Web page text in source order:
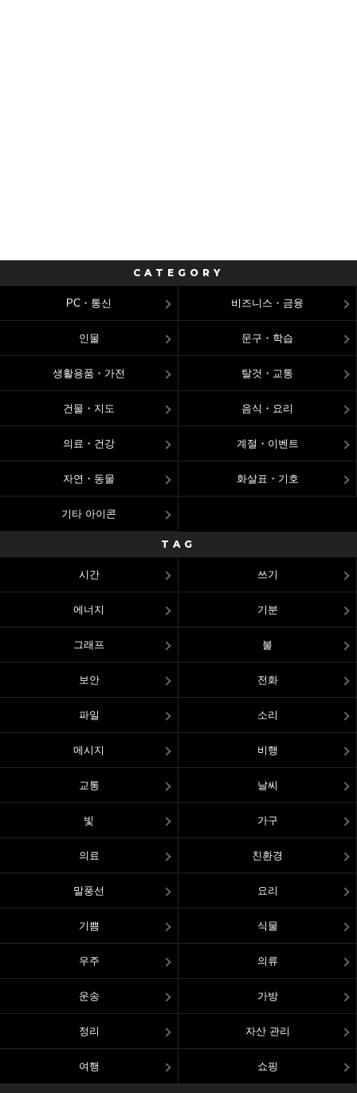
CATEGORY
PC・통신 비즈니스・금융
인물 문구・학습
생활용품・가전 탈것・교통
건물・지도 음식・요리
의료・건강 계절・이벤트
자연・동물 화살표・기호
기타 아이콘
TAG
시간 쓰기
에너지 기분
그래프 불
보안 전화
파일 소리
메시지 비행
교통 날씨
빛 가구
의료 친환경
말풍선 요리
기쁨 식물
우주 의류
운송 가방
정리 자산 관리
여행 쇼핑